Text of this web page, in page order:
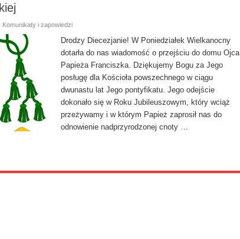
Komunikaty i zapowiedzi
Drodzy Diecezjanie! W Poniedziałek Wielkanocny
dotarła do nas wiadomość o przejściu do domu Ojca
Papieża Franciszka. Dziękujemy Bogu za Jego
posługę dla Kościoła powszechnego w ciągu
dwunastu lat Jego pontyfikatu. Jego odejście
dokonało się w Roku Jubileuszowym, który wciąż
przeżywamy i w którym Papież zaprosił nas do
odnowienie nadprzyrodzonej cnoty …